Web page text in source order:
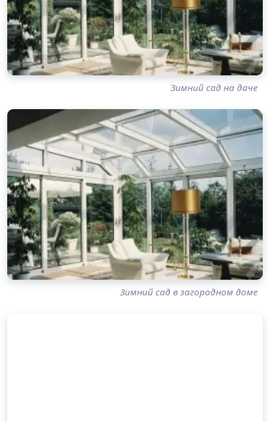
Зимний сад на даче
Зимний сад в загородном доме